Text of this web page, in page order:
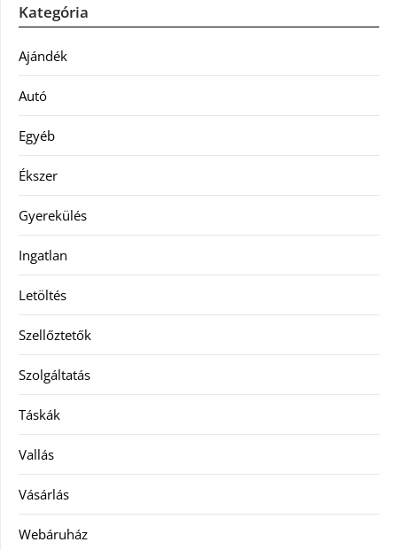
Kategória
Ajándék
Autó
Egyéb
Ékszer
Gyerekülés
Ingatlan
Letöltés
Szellőztetők
Szolgáltatás
Táskák
Vallás
Vásárlás
Webáruház